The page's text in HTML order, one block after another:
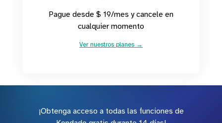
Pague desde $ 19/mes y cancele en
cualquier momento
Ver nuestros planes →
¡Obtenga acceso a todas las funciones de